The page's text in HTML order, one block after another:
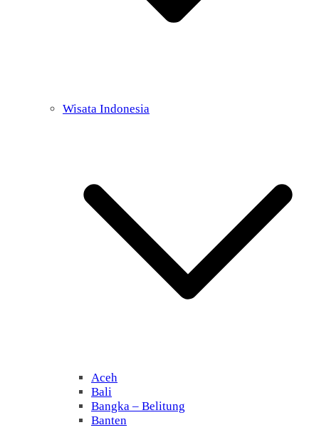
Wisata Indonesia
Aceh
Bali
Bangka – Belitung
Banten